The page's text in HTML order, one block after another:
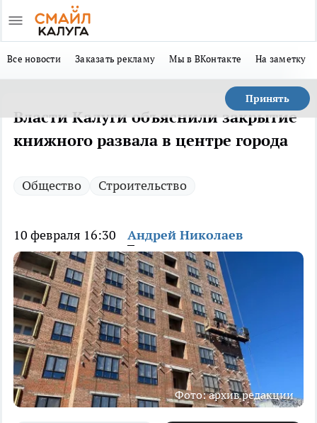
Все новости Заказать рекламу Мы в ВКонтакте На заметку
Принять
Власти Калуги объяснили закрытие
книжного развала в центре города
Общество Строительство
10 февраля 16:30 Андрей Николаев
Фото: архив редакции